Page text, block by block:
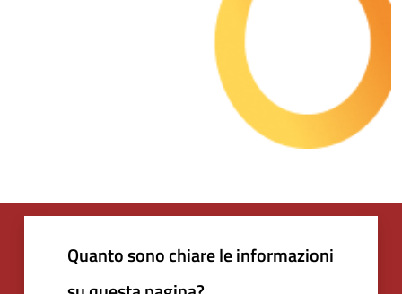
Quanto sono chiare le informazioni